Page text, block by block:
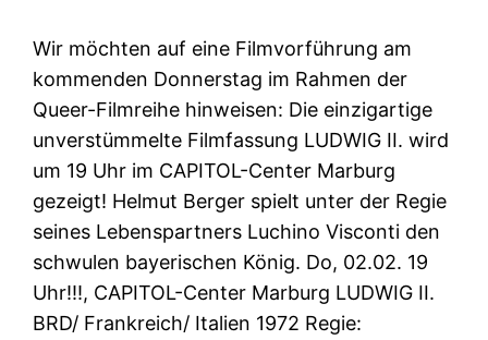
Wir möchten auf eine Filmvorführung am
kommenden Donnerstag im Rahmen der
Queer-Filmreihe hinweisen: Die einzigartige
unverstümmelte Filmfassung LUDWIG II. wird
um 19 Uhr im CAPITOL-Center Marburg
gezeigt! Helmut Berger spielt unter der Regie
seines Lebenspartners Luchino Visconti den
schwulen bayerischen König. Do, 02.02. 19
Uhr!!!, CAPITOL-Center Marburg LUDWIG II.
BRD/ Frankreich/ Italien 1972 Regie: